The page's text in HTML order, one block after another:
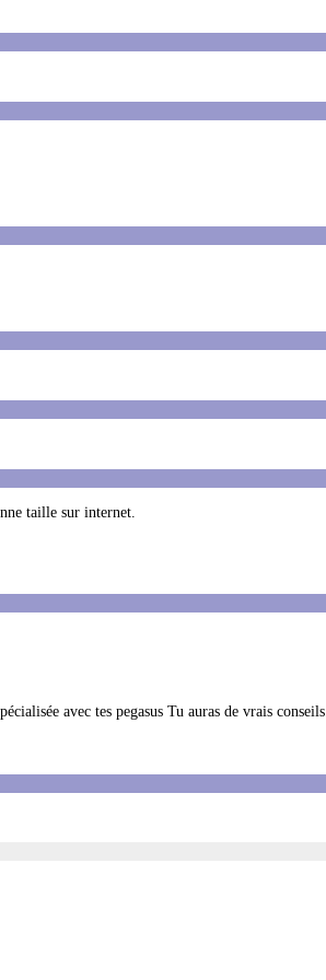
taille sur internet.
avec tes pegasus Tu auras de vrais conseils.